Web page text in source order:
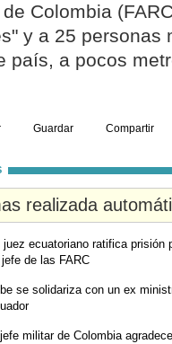
Colombia
y a 25 personas
país, a pocos
Guardar Compartir
realizada
juez ecuatoriano ratifica prisión
de las FARC
se solidariza con un ex
militar de Colombia